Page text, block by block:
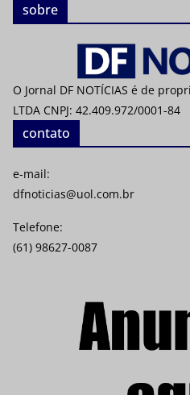
sobre
O Jornal DF NOTÍCIAS é de
LTDA CNPJ: 42.409.972/0001-84
contato
e-mail:
dfnoticias@uol.com.br
Telefone:
(61) 98627-0087